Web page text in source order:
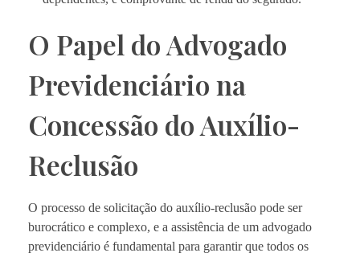
O Papel do Advogado
Previdenciário na
Concessão do Auxílio-
Reclusão
O processo de solicitação do auxílio-reclusão pode ser
burocrático e complexo, e a assistência de um advogado
previdenciário é fundamental para garantir que todos os